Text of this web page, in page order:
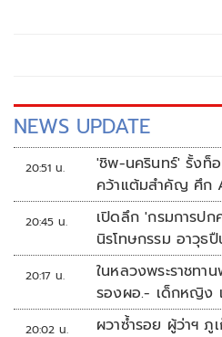
NEWS UPDATE
20:51 น.
'ชิพ-นครินทร์' รั้งท็
คว้าแต้มสำคัญ ศึก
20:45 น.
เปิดลึก 'กรมการป
นิรโทษกรรม อาวุธปื
20:17 น.
ในหลวงพระราชทา
รองผอ.- เด็กหญิง
20:02 น.
ผวาซ้ำรอย ผู้ว่าฯ ภู